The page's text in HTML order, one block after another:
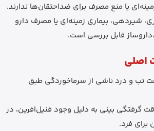
یا منع مصرف برای ضداحتقان‌ها ندارند.
شیردهی، بیماری زمینه‌ای یا مصرف دارو
قابل بررسی است.
اصلی
تب و درد ناشی از سرماخوردگی طبق
بینی به دلیل وجود فنیل‌افرین، در
فرد.